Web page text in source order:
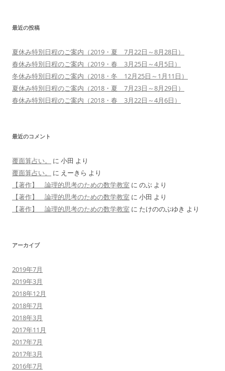
最近の投稿
夏休み特別日程のご案内（2019・夏 7月22日～8月28日）
春休み特別日程のご案内（2019・春 3月25日～4月5日）
冬休み特別日程のご案内（2018・冬 12月25日～1月11日）
夏休み特別日程のご案内（2018・夏 7月23日～8月29日）
春休み特別日程のご案内（2018・春 3月22日～4月6日）
最近のコメント
覆面算占い。 に 小田 より
覆面算占い。
に えーきら より
【著作】 論理的思考のための数学教室 に のぶ より
【著作】 論理的思考のための数学教室 に 小田 より
【著作】 論理的思考のための数学教室 に たけののぶゆき より
アーカイブ
2019年7月
2019年3月
2018年12月
2018年7月
2018年3月
2017年11月
2017年7月
2017年3月
2016年7月